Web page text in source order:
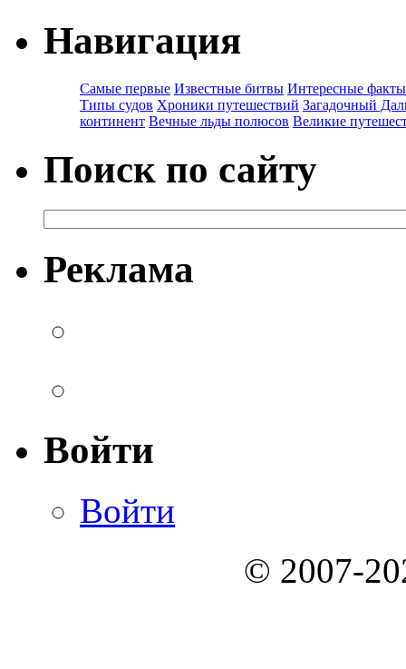
Навигация
Самые первые Известные битвы Интересные факты
Типы судов Хроники путешествий Загадочный
континент Вечные льды полюсов Великие
Поиск по сайту
Реклама
Войти
Войти
© 2007-